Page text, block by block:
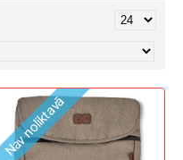
Nav noliktavā